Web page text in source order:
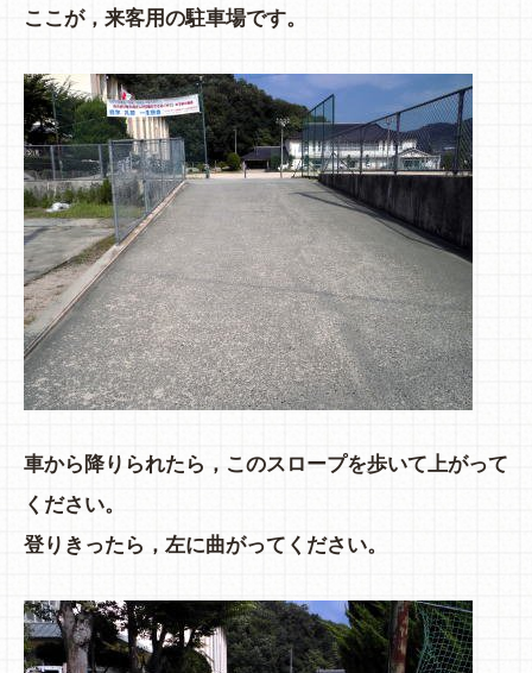
ここが，来客用の駐車場です。
車から降りられたら，このスロープを歩いて上がって
ください。
登りきったら，左に曲がってください。